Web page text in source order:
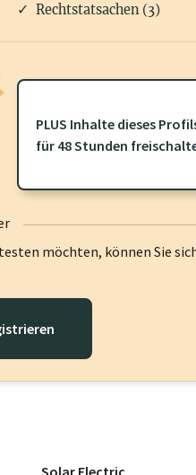
PLUS Inhaltedie Sie
Rechtstatsachen (3)
PLUS Inhalte dieses
für 48 Stunden
testen möchten, können Sie
Solar Electric